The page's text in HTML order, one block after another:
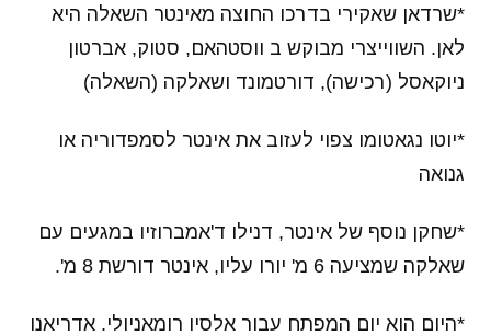
*שרדאן שאקירי בדרכו החוצה מאינטר השאלה היא
לאן. השווייצרי מבוקש ב ווסטהאם, סטוק, אברטון
ניוקאסל (רכישה), דורטמונד ושאלקה (השאלה)
*יוטו נגאטומו צפוי לעזוב את אינטר לסמפדוריה או
גנואה
*שחקן נוסף של אינטר, דנילו ד'אמברוזיו במגעים עם
שאלקה שמציעה 6 מ' יורו עליו, אינטר דורשת 8 מ'.
*היום הוא יום המפתח עבור אלסיו רומאניולי. אדריאנו